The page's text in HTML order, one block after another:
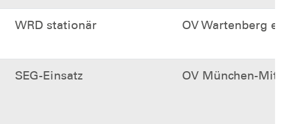
WRD stationär OV Wartenberg
SEG-Einsatz OV München-